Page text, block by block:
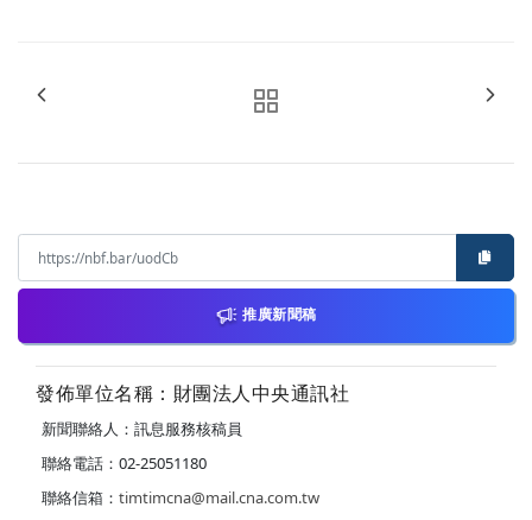
推廣新聞稿
發佈單位名稱：財團法人中央通訊社
新聞聯絡人：訊息服務核稿員
聯絡電話：02-25051180
聯絡信箱： timtimcna@mail.cna.com.tw